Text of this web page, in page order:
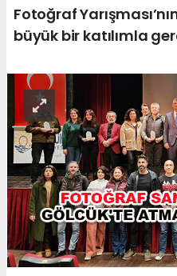
Fotoğraf
büyük bir katılımla